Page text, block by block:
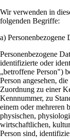
Wir verwenden in
folgenden Begriffe:
a) Personenbezogene
Personenbezogene
identifizierte oder
„betroffene Person")
Person angesehen,
Zuordnung zu einer
Kennnummer, zu
einem oder mehreren
physischen,
wirtschaftlichen,
Person sind,